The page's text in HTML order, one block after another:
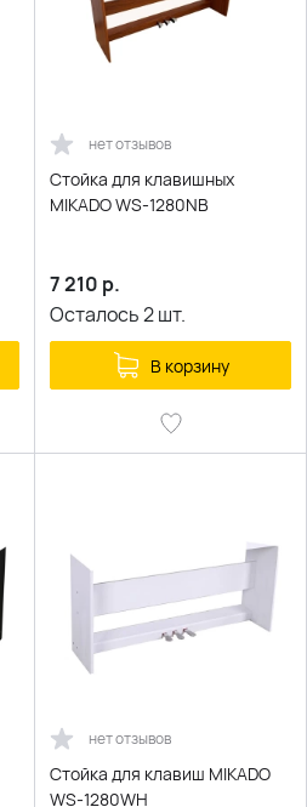
нет отзывов
Стойка для клавишных
MIKADO WS-1280NB
7 210 р.
Осталось2шт.
В корзину
нет отзывов
Стойка для клавиш MIKADO
WS-1280WH